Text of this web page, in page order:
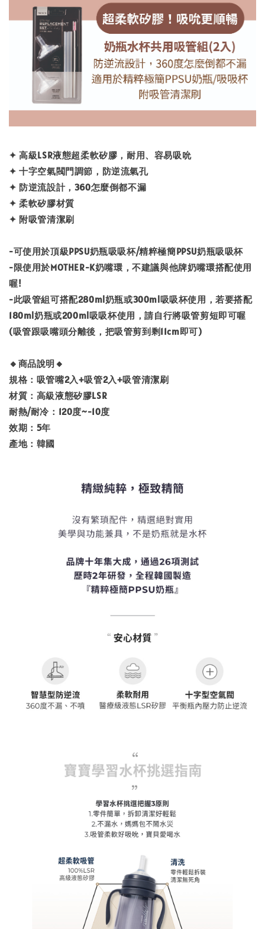
✦ 高級LSR液態超柔軟矽膠，耐用、容易吸吮
✦ 十字空氣閥門調節，防逆流氣孔
✦ 防逆流設計，360怎麼倒都不漏
✦ 柔軟矽膠材質
✦ 附吸管清潔刷
-可使用於頂級PPSU奶瓶吸吸杯/精粹極簡PPSU奶瓶吸吸杯
-限使用於MOTHER-K奶嘴環，不建議與他牌奶嘴環搭配使用
喔!
-此吸管組可搭配280ml奶瓶或300ml吸吸杯使用，若要搭配
180ml奶瓶或200ml吸吸杯使用，請自行將吸管剪短即可喔
(吸管跟吸嘴頭分離後，把吸管剪到剩11cm即可)
🔸商品說明🔸
規格：吸管嘴2入+吸管2入+吸管清潔刷
材質：高級液態矽膠LSR
耐熱/耐冷：120度~-10度
效期：5年
產地：韓國